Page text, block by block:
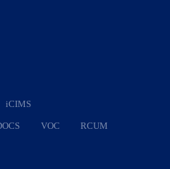
iCIMS
VOC RCUM